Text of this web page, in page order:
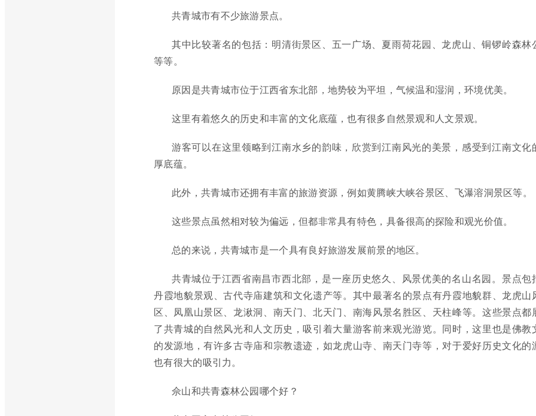
共青城市有不少旅游景点。
其中比较著名的包括：明清街景区、五一广场、夏雨荷花园、龙虎山、铜锣岭森林
等等。
原因是共青城市位于江西省东北部，地势较为平坦，气候温和湿润，环境优美。
这里有着悠久的历史和丰富的文化底蕴，也有很多自然景观和人文景观。
游客可以在这里领略到江南水乡的韵味，欣赏到江南风光的美景，感受到江南文化
厚底蕴。
此外，共青城市还拥有丰富的旅游资源，例如黄腾峡大峡谷景区、飞瀑溶洞景区等。
这些景点虽然相对较为偏远，但都非常具有特色，具备很高的探险和观光价值。
总的来说，共青城市是一个具有良好旅游发展前景的地区。
共青城位于江西省南昌市西北部，是一座历史悠久、风景优美的名山名园。景点包
丹霞地貌景观、古代寺庙建筑和文化遗产等。其中最著名的景点有丹霞地貌群、龙虎山
区、凤凰山景区、龙湫洞、南天门、北天门、南海风景名胜区、天柱峰等。这些景点都
了共青城的自然风光和人文历史，吸引着大量游客前来观光游览。同时，这里也是佛教
的发源地，有许多古寺庙和宗教遗迹，如龙虎山寺、南天门寺等，对于爱好历史文化的
也有很大的吸引力。
佘山和共青森林公园哪个好？